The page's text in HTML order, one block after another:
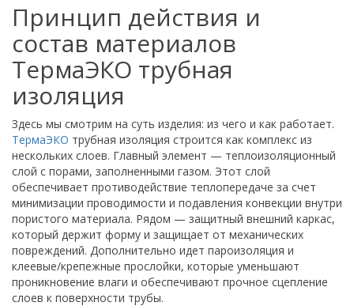
Принцип действия и
состав материалов
ТермаЭКО трубная
изоляция
Здесь мы смотрим на суть изделия: из чего и как работает.
ТермаЭКО трубная изоляция строится как комплекс из
нескольких слоев. Главный элемент — теплоизоляционный
слой с порами, заполненными газом. Этот слой
обеспечивает противодействие теплопередаче за счет
минимизации проводимости и подавления конвекции внутри
пористого материала. Рядом — защитный внешний каркас,
который держит форму и защищает от механических
повреждений. Дополнительно идет пароизоляция и
клеевые/крепежные прослойки, которые уменьшают
проникновение влаги и обеспечивают прочное сцепление
слоев к поверхности трубы.